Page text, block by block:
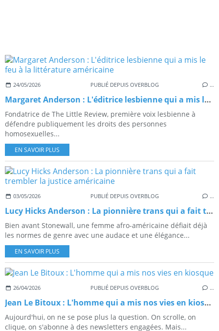
24/05/2026 PUBLIÉ DEPUIS OVERBLOG …
Margaret Anderson : L'éditrice lesbienne qui a mis le feu à la littérature américaine
Fondatrice de The Little Review, première voix lesbienne à
défendre publiquement les droits des personnes
homosexuelles...
EN SAVOIR PLUS
03/05/2026 PUBLIÉ DEPUIS OVERBLOG …
Lucy Hicks Anderson : La pionnière trans qui a fait trembler la justice américaine
Bien avant Stonewall, une femme afro-américaine défiait déjà
les normes de genre avec une audace et une élégance...
EN SAVOIR PLUS
26/04/2026 PUBLIÉ DEPUIS OVERBLOG …
Jean Le Bitoux : L'homme qui a mis nos vies en kiosque
Aujourd'hui, on ne se pose plus la question. On scrolle, on
clique, on s'abonne à des newsletters engagées. Mais...